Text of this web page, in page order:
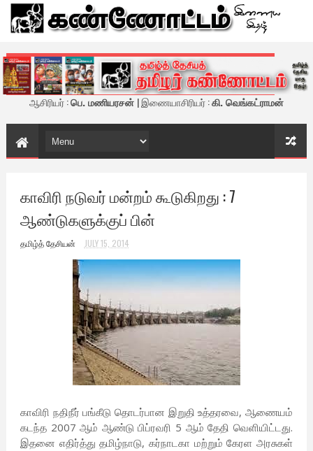
கண்ணோட்டம் - இணைய இதழ்
ஆசிரியர் :பெ. மணியரசன் | இணையாசிரியர் :கி. வெங்கட்ராமன்
காவிரி நடுவர் மன்றம் கூடுகிறது : 7
ஆண்டுகளுக்குப் பின்
தமிழ்த் தேசியன் JULY 15, 2014
காவிரி நதிநீர் பங்கீடு தொடர்பான இறுதி உத்தரவை, ஆணையம்
கடந்த 2007 ஆம் ஆண்டு பிப்ரவரி 5 ஆம் தேதி வெளியிட்டது.
இதனை எதிர்த்து தமிழ்நாடு, கர்நாடகா மற்றும் கேரள அரசுகள்